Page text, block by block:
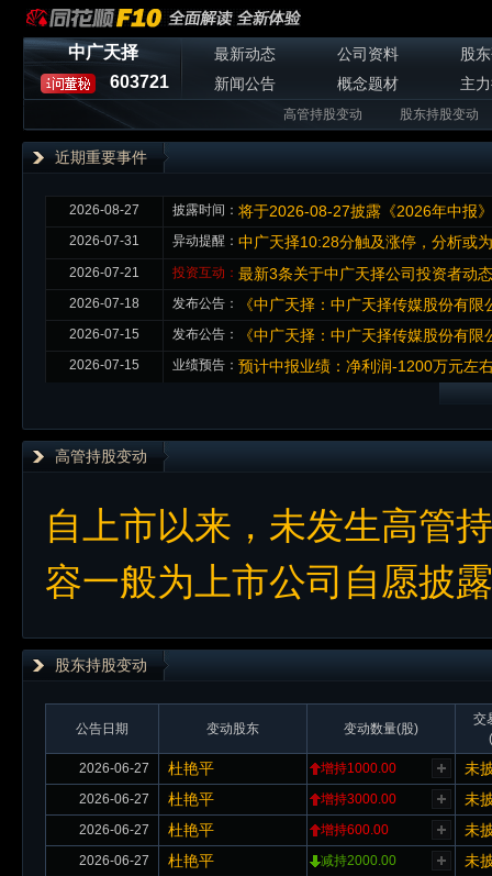
中广天择
603721
最新动态 公司资料
股
新闻公告
概念题材 主
高管持股变动 股东持股变动
近期重要事件
2026-08-27 披露时间： 将于2026-08-27披露《2026年中报》
2026-07-31 异动提醒： 中广天择10:28分触及涨停，分析或
2026-07-21 投资互动： 最新3条关于中广天择公司投资者动
2026-07-18 发布公告： 《中广天择：中广天择传媒股份有
2026-07-15 发布公告： 《中广天择：中广天择传媒股份有
2026-07-15 业绩预告： 预计中报业绩：净利润-1200万元左
高管持股变动
自上市以来，未发生高管
容一般为上市公司自愿披
股东持股变动
公告日期 变动股东 变动数量(股)
交
2026-06-27
杜艳平 增持1000.00 未
2026-06-27 杜艳平 增持3000.00 未
2026-06-27 杜艳平 增持600.00 未
2026-06-27 杜艳平 减持2000.00 未